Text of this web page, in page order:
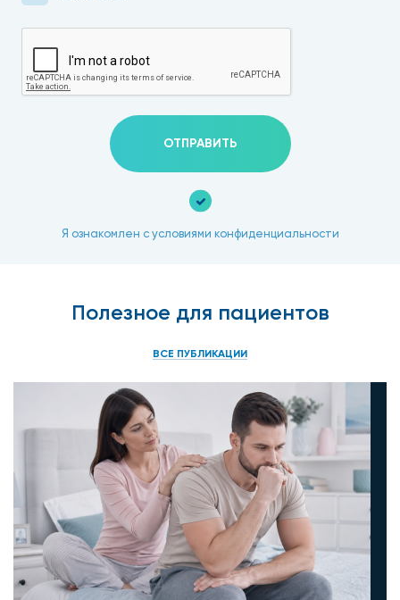
ОТПРАВИТЬ
Я ознакомлен с условиями конфиденциальности
Полезное для пациентов
ВСЕ ПУБЛИКАЦИИ